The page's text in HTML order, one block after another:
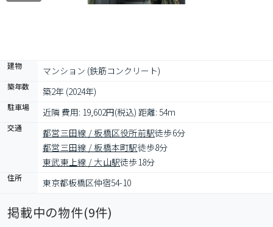
建物 マンション (鉄筋コンクリート)
築年数 築2年 (2024年)
駐車場 近隣 費用: 19,602円(税込) 距離: 54m
交通 都営三田線 / 板橋区役所前駅徒歩6分
都営三田線 / 板橋本町駅徒歩8分
東武東上線 / 大山駅徒歩18分
住所 東京都板橋区仲宿54-10
掲載中の物件(9件)